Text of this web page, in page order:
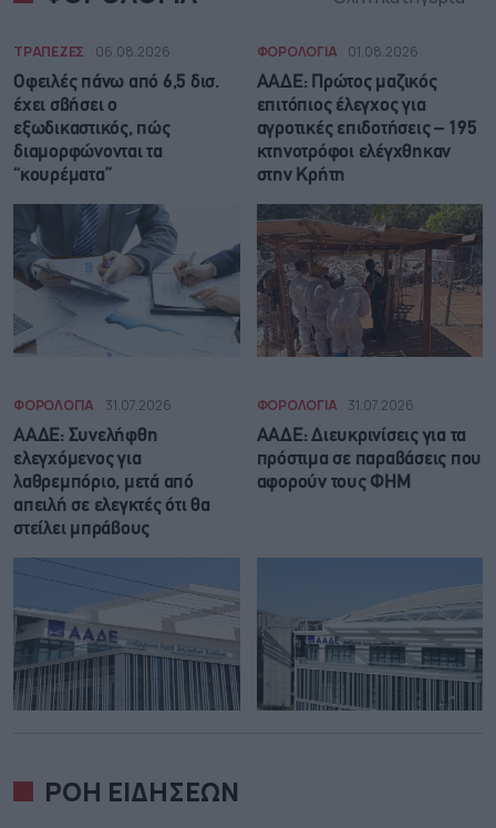
ΤΡΑΠΕΖΕΣ 06.08.2026
Οφειλές πάνω από 6,5 δισ.
έχει σβήσει ο
εξωδικαστικός, πώς
διαμορφώνονται τα
“κουρέματα”
ΦΟΡΟΛΟΓΙΑ 01.08.2026
ΑΑΔΕ: Πρώτος μαζικός
επιτόπιος έλεγχος για
αγροτικές επιδοτήσεις – 195
κτηνοτρόφοι ελέγχθηκαν
στην Κρήτη
ΦΟΡΟΛΟΓΙΑ 31.07.2026
ΑΑΔΕ: Συνελήφθη
ελεγχόμενος για
λαθρεμπόριο, μετά από
απειλή σε ελεγκτές ότι θα
στείλει μπράβους
ΦΟΡΟΛΟΓΙΑ 31.07.2026
ΑΑΔΕ: Διευκρινίσεις για τα
πρόστιμα σε παραβάσεις που
αφορούν τους ΦΗΜ
ΡΟΗ ΕΙΔΗΣΕΩΝ